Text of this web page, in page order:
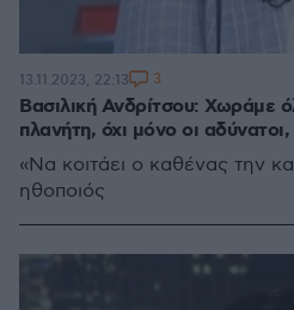
Βασιλική Ανδρίτσου: Χωράμε
πλανήτη, όχι μόνο οι
«Να κοιτάει ο καθένας την
ηθοποιός
13.11.2023, 22:13 3